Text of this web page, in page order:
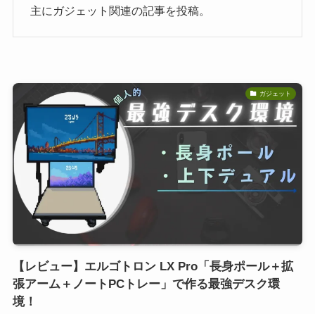
主にガジェット関連の記事を投稿。
ガジェット
【レビュー】エルゴトロン LX Pro「長身ポール＋拡
張アーム＋ノートPCトレー」で作る最強デスク環
境！